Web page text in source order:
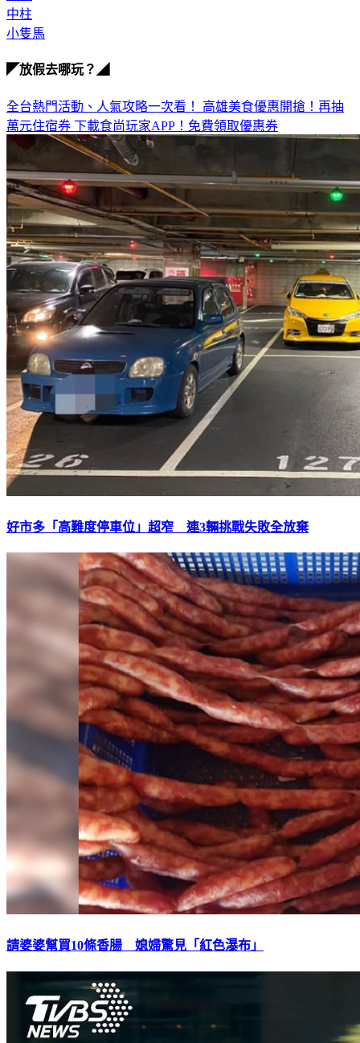
中柱
小隻馬
◤放假去哪玩？◢
全台熱門活動、人氣攻略一次看！ 高雄美食優惠開搶！再抽
萬元住宿券 下載食尚玩家APP！免費領取優惠券
好市多「高難度停車位」超窄 連3輛挑戰失敗全放棄
請婆婆幫買10條香腸 媳婦驚見「紅色瀑布」